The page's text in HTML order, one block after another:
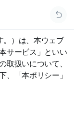
。）は、本ウェブ
サービス」といい
取扱いについて、
、「本ポリシー」